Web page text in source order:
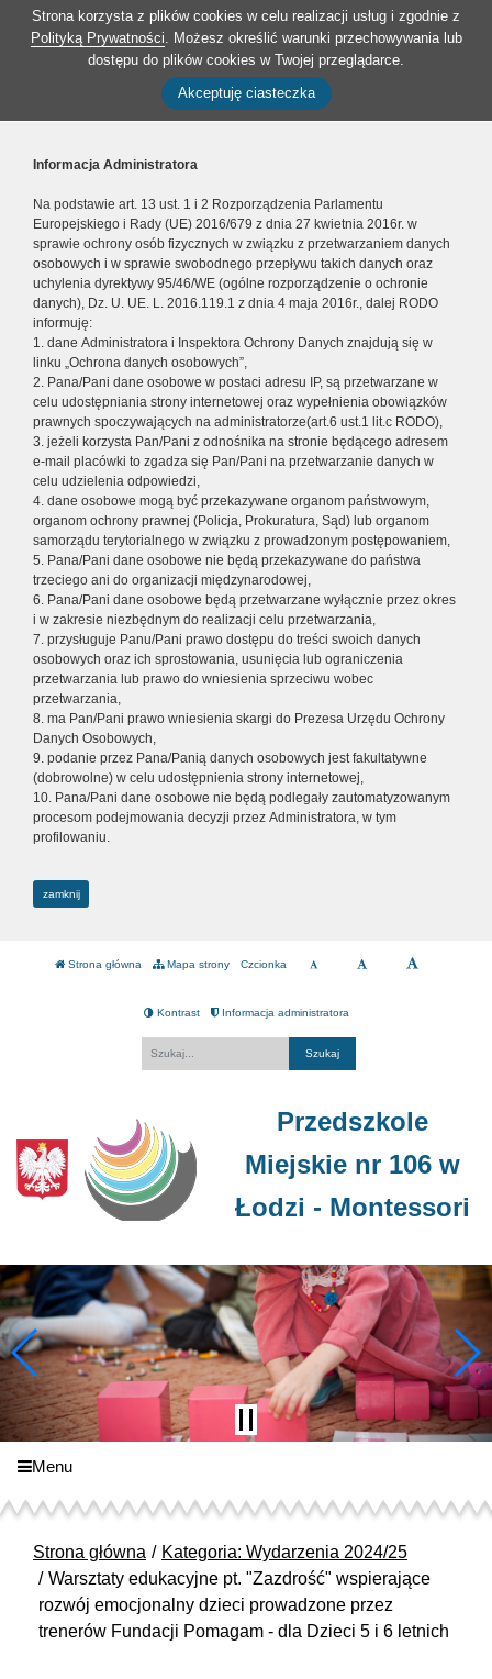
Strona korzysta z plików cookies w celu realizacji usług i zgodnie z
Polityką Prywatności. Możesz określić warunki przechowywania lub
dostępu do plików cookies w Twojej przeglądarce.
Akceptuję ciasteczka
Informacja Administratora
Na podstawie art. 13 ust. 1 i 2 Rozporządzenia Parlamentu
Europejskiego i Rady (UE) 2016/679 z dnia 27 kwietnia 2016r. w
sprawie ochrony osób fizycznych w związku z przetwarzaniem danych
osobowych i w sprawie swobodnego przepływu takich danych oraz
uchylenia dyrektywy 95/46/WE (ogólne rozporządzenie o ochronie
danych), Dz. U. UE. L. 2016.119.1 z dnia 4 maja 2016r., dalej RODO
informuję:
1. dane Administratora i Inspektora Ochrony Danych znajdują się w
linku „Ochrona danych osobowych”,
2. Pana/Pani dane osobowe w postaci adresu IP, są przetwarzane w
celu udostępniania strony internetowej oraz wypełnienia obowiązków
prawnych spoczywających na administratorze(art.6 ust.1 lit.c RODO),
3. jeżeli korzysta Pan/Pani z odnośnika na stronie będącego adresem
e-mail placówki to zgadza się Pan/Pani na przetwarzanie danych w
celu udzielenia odpowiedzi,
4. dane osobowe mogą być przekazywane organom państwowym,
organom ochrony prawnej (Policja, Prokuratura, Sąd) lub organom
samorządu terytorialnego w związku z prowadzonym postępowaniem,
5. Pana/Pani dane osobowe nie będą przekazywane do państwa
trzeciego ani do organizacji międzynarodowej,
6. Pana/Pani dane osobowe będą przetwarzane wyłącznie przez okres
i w zakresie niezbędnym do realizacji celu przetwarzania,
7. przysługuje Panu/Pani prawo dostępu do treści swoich danych
osobowych oraz ich sprostowania, usunięcia lub ograniczenia
przetwarzania lub prawo do wniesienia sprzeciwu wobec
przetwarzania,
8. ma Pan/Pani prawo wniesienia skargi do Prezesa Urzędu Ochrony
Danych Osobowych,
9. podanie przez Pana/Panią danych osobowych jest fakultatywne
(dobrowolne) w celu udostępnienia strony internetowej,
10. Pana/Pani dane osobowe nie będą podlegały zautomatyzowanym
procesom podejmowania decyzji przez Administratora, w tym
profilowaniu.
zamknij
Strona główna Mapa strony Czcionka
Kontrast Informacja administratora
Przedszkole
Miejskie nr 106 w
Łodzi - Montessori
Menu
Strona główna
Kategoria: Wydarzenia 2024/25
Warsztaty edukacyjne pt. "Zazdrość" wspierające
rozwój emocjonalny dzieci prowadzone przez
trenerów Fundacji Pomagam - dla Dzieci 5 i 6 letnich